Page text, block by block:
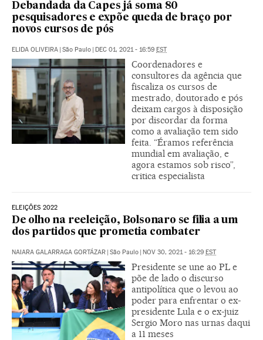
Debandada da Capes já soma 80
pesquisadores e expõe queda de braço por
novos cursos de pós
ELIDA OLIVEIRA | São Paulo | DEC 01, 2021 - 16:59 EST
Coordenadores e
consultores da agência que
fiscaliza os cursos de
mestrado, doutorado e pós
deixam cargos à disposição
por discordar da forma
como a avaliação tem sido
feita. “Éramos referência
mundial em avaliação, e
agora estamos sob risco”,
critica especialista
ELEIÇÕES 2022
De olho na reeleição, Bolsonaro se filia a um
dos partidos que prometia combater
NAIARA GALARRAGA GORTÁZAR | São Paulo | NOV 30, 2021 - 16:29 EST
Presidente se une ao PL e
põe de lado o discurso
antipolítica que o levou ao
poder para enfrentar o ex-
presidente Lula e o ex-juiz
Sergio Moro nas urnas daqui
a 11 meses